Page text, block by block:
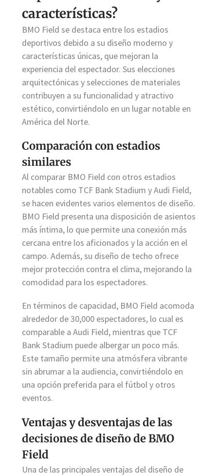
características?
BMO Field se destaca entre los estadios
deportivos debido a su diseño moderno y
características únicas, que mejoran la
experiencia del espectador. Sus elecciones
arquitectónicas y selecciones de materiales
contribuyen a su funcionalidad y atractivo
estético, convirtiéndolo en un lugar notable en
América del Norte.
Comparación con estadios
similares
Al comparar BMO Field con otros estadios
notables como TCF Bank Stadium y Audi Field,
se hacen evidentes varios elementos de diseño.
BMO Field presenta una disposición de asientos
más íntima, lo que permite una conexión más
cercana entre los aficionados y la acción en el
campo. Además, su diseño de techo ofrece
mejor protección contra el clima, mejorando la
comodidad para los espectadores.
En términos de capacidad, BMO Field acomoda
alrededor de 30,000 espectadores, lo cual es
comparable a Audi Field, mientras que TCF
Bank Stadium puede albergar un poco más.
Este tamaño permite una atmósfera vibrante
sin abrumar a la audiencia, convirtiéndolo en
una opción preferida para el fútbol y otros
eventos.
Ventajas y desventajas de las
decisiones de diseño de BMO
Field
Una de las principales ventajas del diseño de